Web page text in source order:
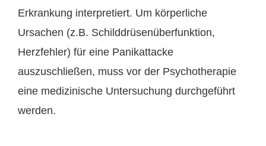
Erkrankung interpretiert. Um körperliche
Ursachen (z.B. Schilddrüsenüberfunktion,
Herzfehler) für eine Panikattacke
auszuschließen, muss vor der Psychotherapie
eine medizinische Untersuchung durchgeführt
werden.